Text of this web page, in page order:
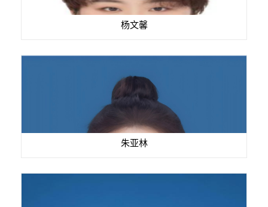
杨文馨
朱亚林